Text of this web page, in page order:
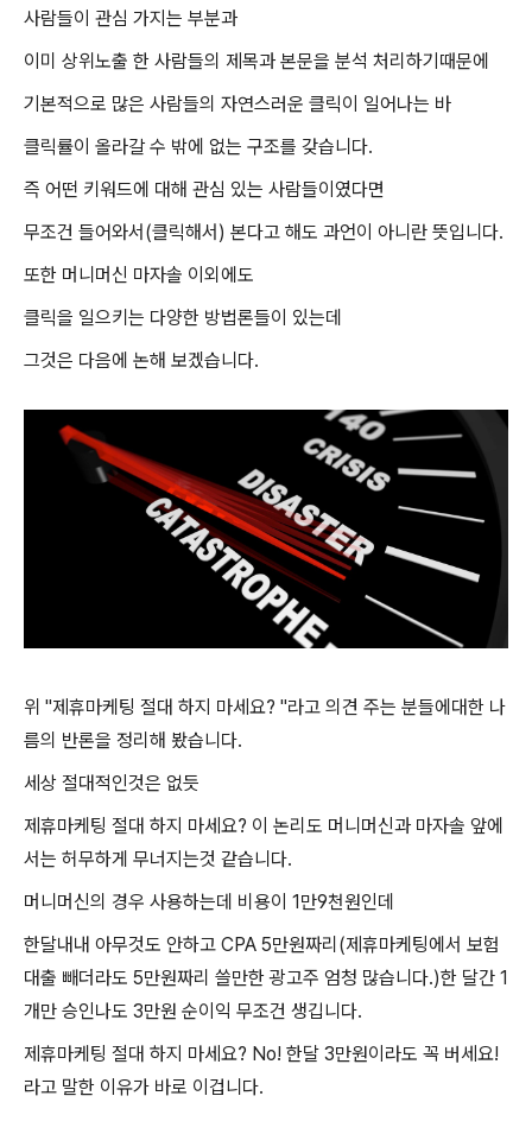
사람들이 관심 가지는 부분과
이미 상위노출 한 사람들의 제목과 본문을 분석 처리하기때문에
기본적으로 많은 사람들의 자연스러운 클릭이 일어나는 바
클릭률이 올라갈 수 밖에 없는 구조를 갖습니다.
즉 어떤 키워드에 대해 관심 있는 사람들이였다면
무조건 들어와서(클릭해서) 본다고 해도 과언이 아니란 뜻입니다.
또한 머니머신 마자솔 이외에도
클릭을 일으키는 다양한 방법론들이 있는데
그것은 다음에 논해 보겠습니다.
위 "제휴마케팅 절대 하지 마세요? "라고 의견 주는 분들에대한 나
름의 반론을 정리해 봤습니다.
세상 절대적인것은 없듯
제휴마케팅 절대 하지 마세요? 이 논리도 머니머신과 마자솔 앞에
서는 허무하게 무너지는것 같습니다.
머니머신의 경우 사용하는데 비용이 1만9천원인데
한달내내 아무것도 안하고 CPA 5만원짜리(제휴마케팅에서 보험
대출 빼더라도 5만원짜리 쓸만한 광고주 엄청 많습니다.)한 달간 1
개만 승인나도 3만원 순이익 무조건 생깁니다.
제휴마케팅 절대 하지 마세요? No! 한달 3만원이라도 꼭 버세요!
라고 말한 이유가 바로 이겁니다.